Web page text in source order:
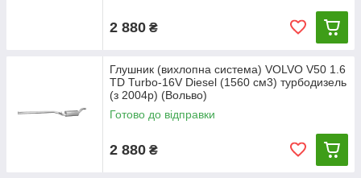
2 880 ₴
Глушник (вихлопна система) VOLVO V50 1.6
TD Turbo-16V Diesel (1560 см3) турбодизель
(з 2004р) (Вольво)
Готово до відправки
2 880 ₴